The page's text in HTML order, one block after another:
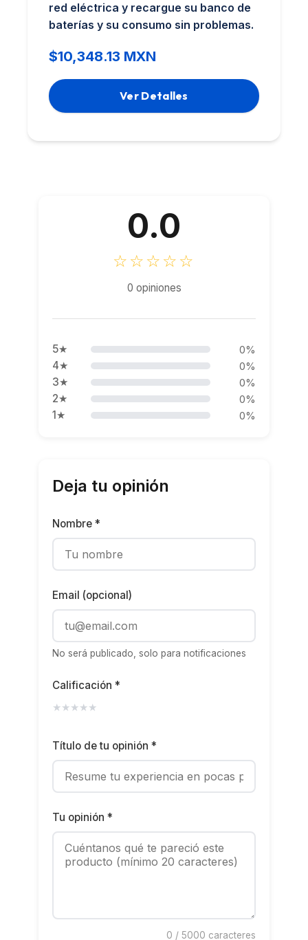
red eléctrica y recargue su banco de
baterías y su consumo sin problemas.
$10,348.13 MXN
Ver Detalles
0.0
☆☆☆☆☆
0 opiniones
5★ 0%
4★ 0%
3★ 0%
2★ 0%
1★ 0%
Deja tu opinión
Nombre *
Email (opcional)
No será publicado, solo para notificaciones
Calificación *
★
★
★
★
★
Título de tu opinión *
Tu opinión *
0 / 5000 caracteres